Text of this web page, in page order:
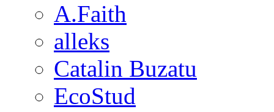
A.Faith
alleks
Catalin Buzatu
EcoStud